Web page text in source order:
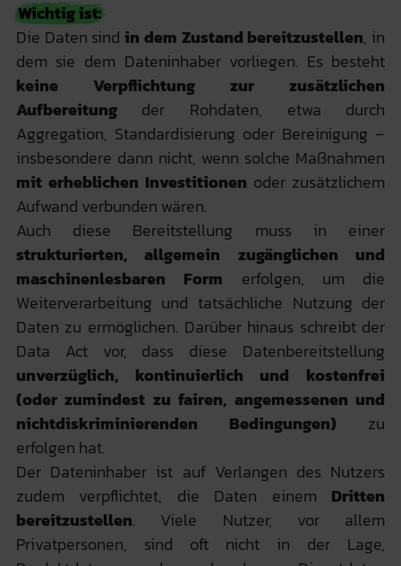
Wichtig ist:
Die Daten sindin dem Zustand bereitzustellen, in
dem sie dem Dateninhaber vorliegen. Es besteht
keine Verpflichtung zur zusätzlichen
Aufbereitungder Rohdaten, etwa durch
Aggregation, Standardisierung oder Bereinigung –
insbesondere dann nicht, wenn solche Maßnahmen
mit erheblichen Investitionen oder zusätzlichem
Aufwand verbunden wären.
Auch diese Bereitstellung muss in einer
strukturierten, allgemein zugänglichen und
maschinenlesbaren Form erfolgen, um die
Weiterverarbeitung und tatsächliche Nutzung der
Daten zu ermöglichen. Darüber hinaus schreibt der
Data Act vor, dass diese Datenbereitstellung
unverzüglich, kontinuierlich und kostenfrei
(oder zumindest zu fairen, angemessenen und
nichtdiskriminierenden Bedingungen) zu
erfolgen hat.
Der Dateninhaber ist auf Verlangen des Nutzers
zudem verpflichtet, die Daten einem Dritten
bereitzustellen. Viele Nutzer, vor allem
Privatpersonen, sind oft nicht in der Lage,